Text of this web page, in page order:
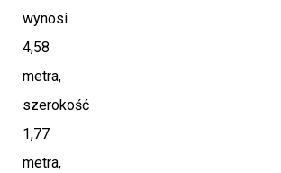
wynosi
4,58
metra,
szerokość
1,77
metra,